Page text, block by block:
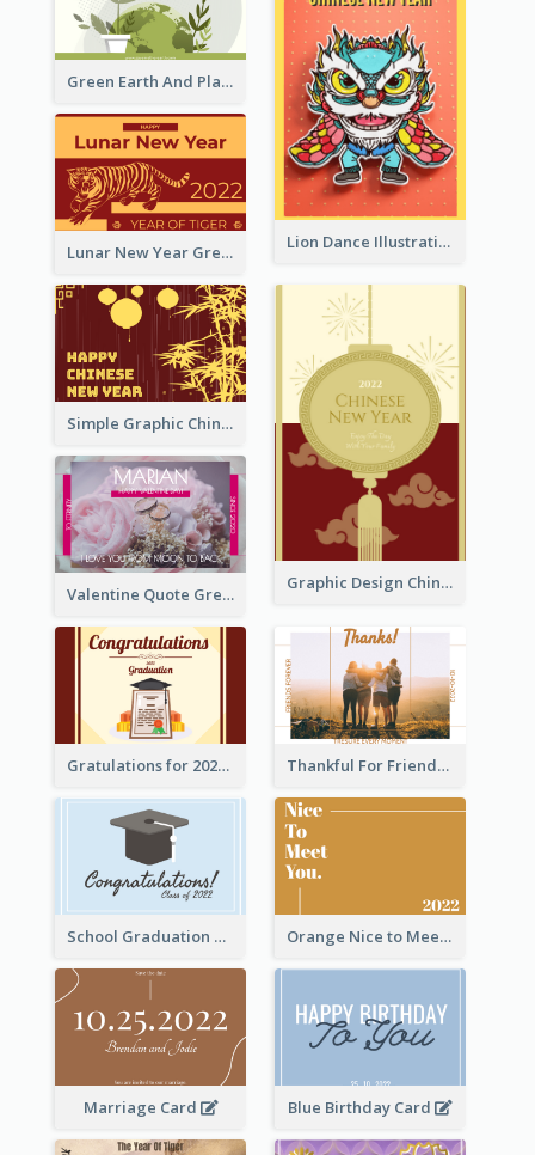
Green Earth And Plants Illustrations Greeting Card
Lion Dance Illustration Photo Greeting Card
Lunar New Year Greeting Card With Tiger Illustration
Simple Graphic Chinese New Year In Red And Yellow
Graphic Design Chinese New Year Greeting Card With Decorations
Valentine Quote Greeting Card
Gratulations for 2020 Graduation Greeting Card Thankful For Friendship Greeting Card
School Graduation Celebration Card Orange Nice to Meet You Greeting Card
Marriage Card Blue Birthday Card